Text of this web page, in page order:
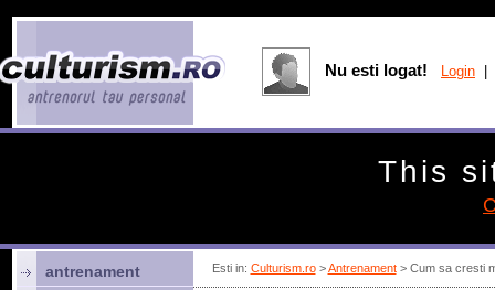
Esti in: Culturism.ro>Antrenament> Cum sa cresti
antrenament
Nu esti logat! Login
This